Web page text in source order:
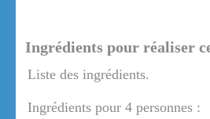
Ingrédients pour réaliser
Liste des ingrédients.
Ingrédients pour 4 personnes :